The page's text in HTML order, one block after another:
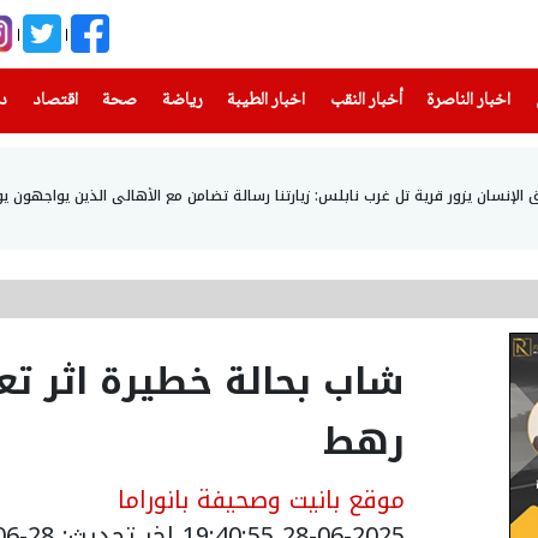
اخبار الناصرة
(current) أخبار النقب اخبار الطيبة(current) رياضة
(current) صحة(current) اقتصاد
يزور قرية تل غرب نابلس: زيارتنا رسالة تضامن مع الأهالي الذين يواجهون
شاب بحالة خطيرة اثر
رهط
موقع بانيت وصحيفة بانوراما